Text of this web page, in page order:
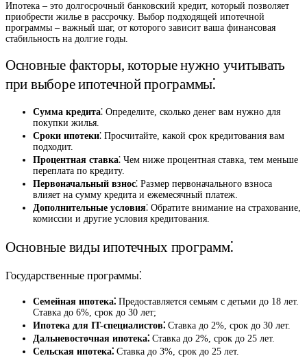
Ипотека – это долгосрочный банковский кредит, который позволяет
приобрести жилье в рассрочку. Выбор подходящей ипотечной
программы – важный шаг, от которого зависит ваша финансовая
стабильность на долгие годы.
Основные факторы, которые нужно учитывать
при выборе ипотечной программы⁚
Сумма кредита⁚ Определите, сколько денег вам нужно для
покупки жилья.
Сроки ипотеки⁚ Просчитайте, какой срок кредитования вам
подходит.
Процентная ставка⁚ Чем ниже процентная ставка, тем меньше
переплата по кредиту.
Первоначальный взнос⁚ Размер первоначального взноса
влияет на сумму кредита и ежемесячный платеж.
Дополнительные условия⁚ Обратите внимание на страхование,
комиссии и другие условия кредитования.
Основные виды ипотечных программ⁚
Государственные программы⁚
Семейная ипотека⁚ Предоставляется семьям с детьми до 18 лет.
Ставка до 6%, срок до 30 лет;
Ипотека для IT-специалистов⁚ Ставка до 2%, срок до 30 лет.
Дальневосточная ипотека⁚ Ставка до 2%, срок до 25 лет.
Сельская ипотека⁚ Ставка до 3%, срок до 25 лет.